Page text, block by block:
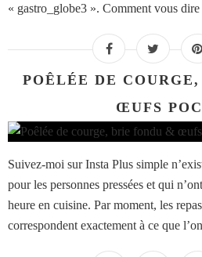
« gastro_globe3 ». Comment vous
POÊLÉE DE
ŒUFS
Suivez-moi sur Insta Plus simple
pour les personnes pressées et qui
heure en cuisine. Par moment, les
correspondent exactement à ce que